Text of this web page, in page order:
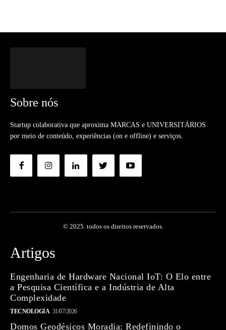
Sobre nós
Startup colaborativa que aproxima MARCAS e UNIVERSITÁRIOS
por meio de conteúdo, experiências (on e offline) e serviços.
© 2025. todos os direitos reservados.
Artigos
Engenharia de Hardware Nacional IoT: O Elo entre
a Pesquisa Científica e a Indústria de Alta
Complexidade
TECNOLOGIA 31/07/2026
Domos Geodésicos Moradia: Redefinindo o